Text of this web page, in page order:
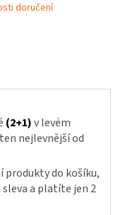
doručení
(2+1)v levém
nejlevnější od
produkty do košíku,
a platíte jen 2